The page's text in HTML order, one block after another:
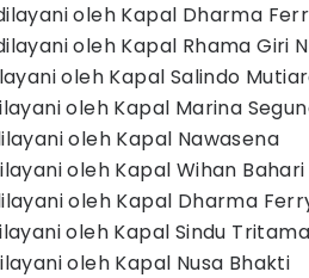
oleh Kapal Dharma
oleh Kapal Rhama Giri
oleh Kapal Salindo
oleh Kapal Marina
oleh Kapal Nawasena
oleh Kapal Wihan Bahari
oleh Kapal Dharma
oleh Kapal Sindu
oleh Kapal Nusa Bhakti